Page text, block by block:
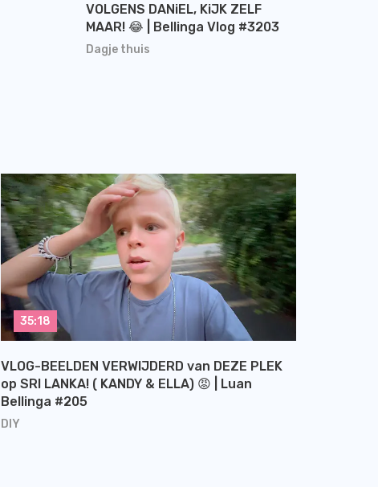
Dagje thuis
VOLGENS DANiEL, KiJK ZELF
MAAR! 😂 | Bellinga Vlog #3203
DIY
VLOG-BEELDEN VERWIJDERD van DEZE PLEK
op SRI LANKA! ( KANDY & ELLA) 😡 | Luan
Bellinga #205
35:18